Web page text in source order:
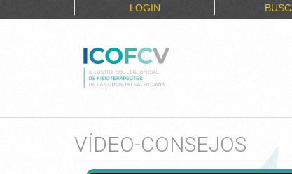
LOGIN
VÍDEO-CONSEJOS